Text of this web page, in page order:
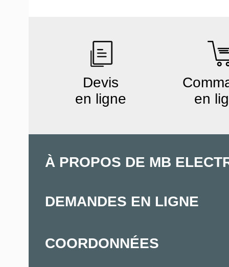
Devis
en ligne
en
À PROPOS DE MB
DEMANDES EN LIGNE
COORDONNÉES